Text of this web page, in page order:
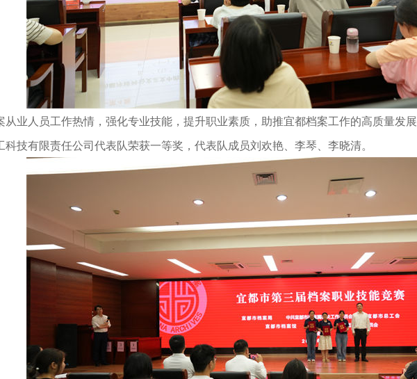
业人员工作热情，强化专业技能，提升职业素质，助推宜都档案工作的高质量发
技有限责任公司代表队荣获一等奖，代表队成员刘欢艳、李琴、李晓清。